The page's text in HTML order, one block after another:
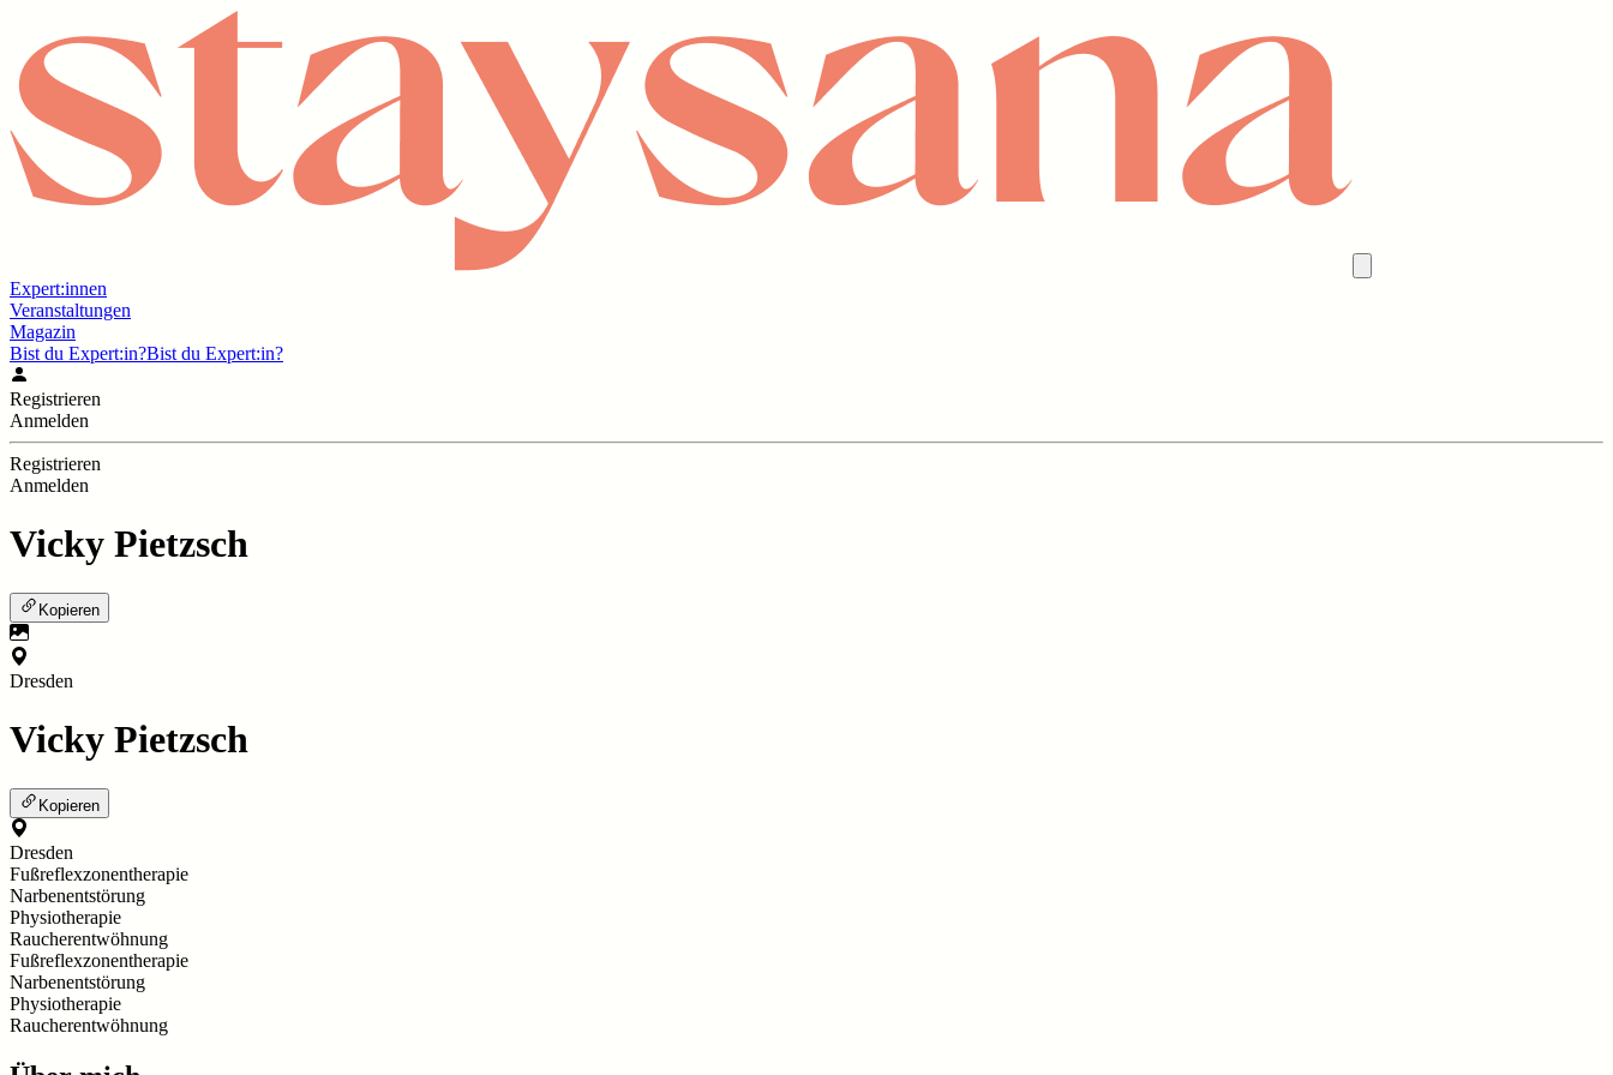
Expert:innen
Veranstaltungen
Magazin
Bist du Expert:in?Bist du Expert:in?
Registrieren
Anmelden
Registrieren
Anmelden
Vicky Pietzsch
Kopieren
Dresden
Vicky Pietzsch
Kopieren
Dresden
Fußreflexzonentherapie
Narbenentstörung
Physiotherapie
Raucherentwöhnung
Fußreflexzonentherapie
Narbenentstörung
Physiotherapie
Raucherentwöhnung